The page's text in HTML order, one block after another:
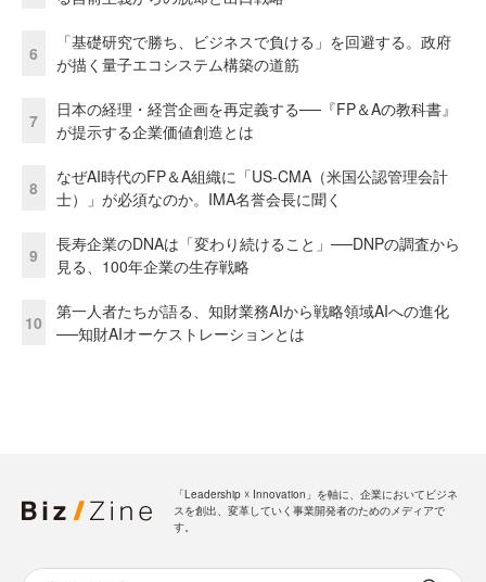
6
「基礎研究で勝ち、ビジネスで負ける」を回避する。政府
が描く量子エコシステム構築の道筋
7
日本の経理・経営企画を再定義する──『FP＆Aの教科書』
が提示する企業価値創造とは
8
なぜAI時代のFP＆A組織に「US-CMA（米国公認管理会計
士）」が必須なのか。IMA名誉会長に聞く
9
長寿企業のDNAは「変わり続けること」──DNPの調査から
見る、100年企業の生存戦略
10
第一人者たちが語る、知財業務AIから戦略領域AIへの進化
──知財AIオーケストレーションとは
「Leadership ☓ Innovation」を軸に、企業においてビジネ
スを創出、変革していく事業開発者のためのメディアで
す。